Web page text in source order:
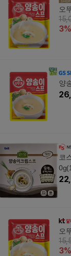
오
3%
양
코
오
3%